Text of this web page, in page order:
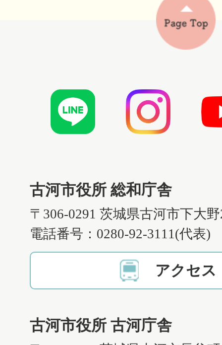
古河市役所 総和庁舎
〒306-0291 茨城県古河市下大
電話番号：0280-92-3111(代表)
アクセス
古河市役所 古河庁舎